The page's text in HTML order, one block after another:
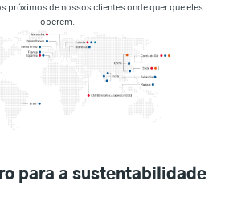
próximos de nossos clientes onde quer que eles
operem.
para a sustentabilidade